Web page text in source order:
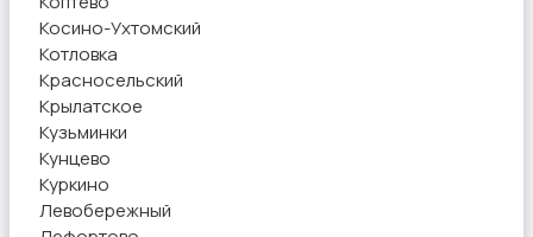
Косино-Ухтомский
Котловка
Красносельский
Крылатское
Кузьминки
Кунцево
Куркино
Левобережный